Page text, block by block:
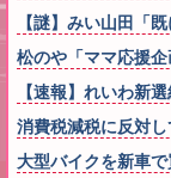
【謎】みい山田「
松のや「ママ応援
【速報】れいわ新
消費税減税に反対
大型バイクを新車